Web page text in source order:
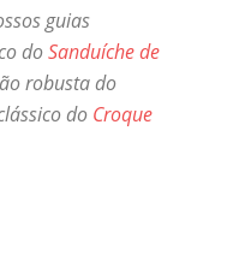
guias
doSanduíche de
robusta do
do Croque